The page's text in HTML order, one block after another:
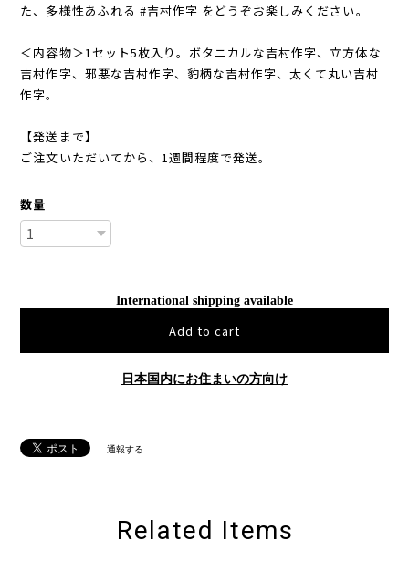
た、多様性あふれる #吉村作字 をどうぞお楽しみください。
＜内容物＞1セット5枚入り。ボタニカルな吉村作字、立方体な
吉村作字、邪悪な吉村作字、豹柄な吉村作字、太くて丸い吉村
作字。
【発送まで】
ご注文いただいてから、1週間程度で発送。
数量
International shipping available
Add to cart
日本国内にお住まいの方向け
通報する
Related Items